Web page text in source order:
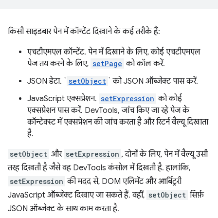
किसी साइडबार पेन में कॉन्टेंट दिखाने के कई तरीके हैं:
एचटीएमएल कॉन्टेंट. पेन में दिखाने के लिए, कोई एचटीएमएल
पेज तय करने के लिए, setPage को कॉल करें.
JSON डेटा. ` setObject ` को JSON ऑब्जेक्ट पास करें.
JavaScript एक्सप्रेशन. setExpression को कोई
एक्सप्रेशन पास करें. DevTools, जांच किए जा रहे पेज के
कॉन्टेक्स्ट में एक्सप्रेशन की जांच करता है और रिटर्न वैल्यू दिखाता
है.
setObject और setExpression , दोनों के लिए, पेन में वैल्यू उसी
तरह दिखती है जैसे वह DevTools कंसोल में दिखती है. हालांकि,
setExpression की मदद से, DOM एलिमेंट और आर्बिट्ररी
JavaScript ऑब्जेक्ट दिखाए जा सकते हैं. वहीं, setObject सिर्फ़
JSON ऑब्जेक्ट के साथ काम करता है.